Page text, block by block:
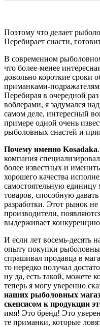
Поэтому что делает
Перебирает снасти,
В современном
что более-менее
довольно короткие сроки
приманками-
Перебирая в очередной
воблерами, я задумался
самом деле, интересный
примере одной очень
рыболовных снастей и
Почему именно Kosadaka
компания
более известных и
хорошего качества
самостоятельную
товаров, способную
разработки. Этот рынок
производители,
выдерживает
И если лет восемь-десять
опыту покупки
спрашивал продавца в
то нередко получал
ну да, есть такой, можете
теперь я могу уверенно
наших рыболовных
скепсисом к продукции
имя! Это бренд! Это
те приманки, которые